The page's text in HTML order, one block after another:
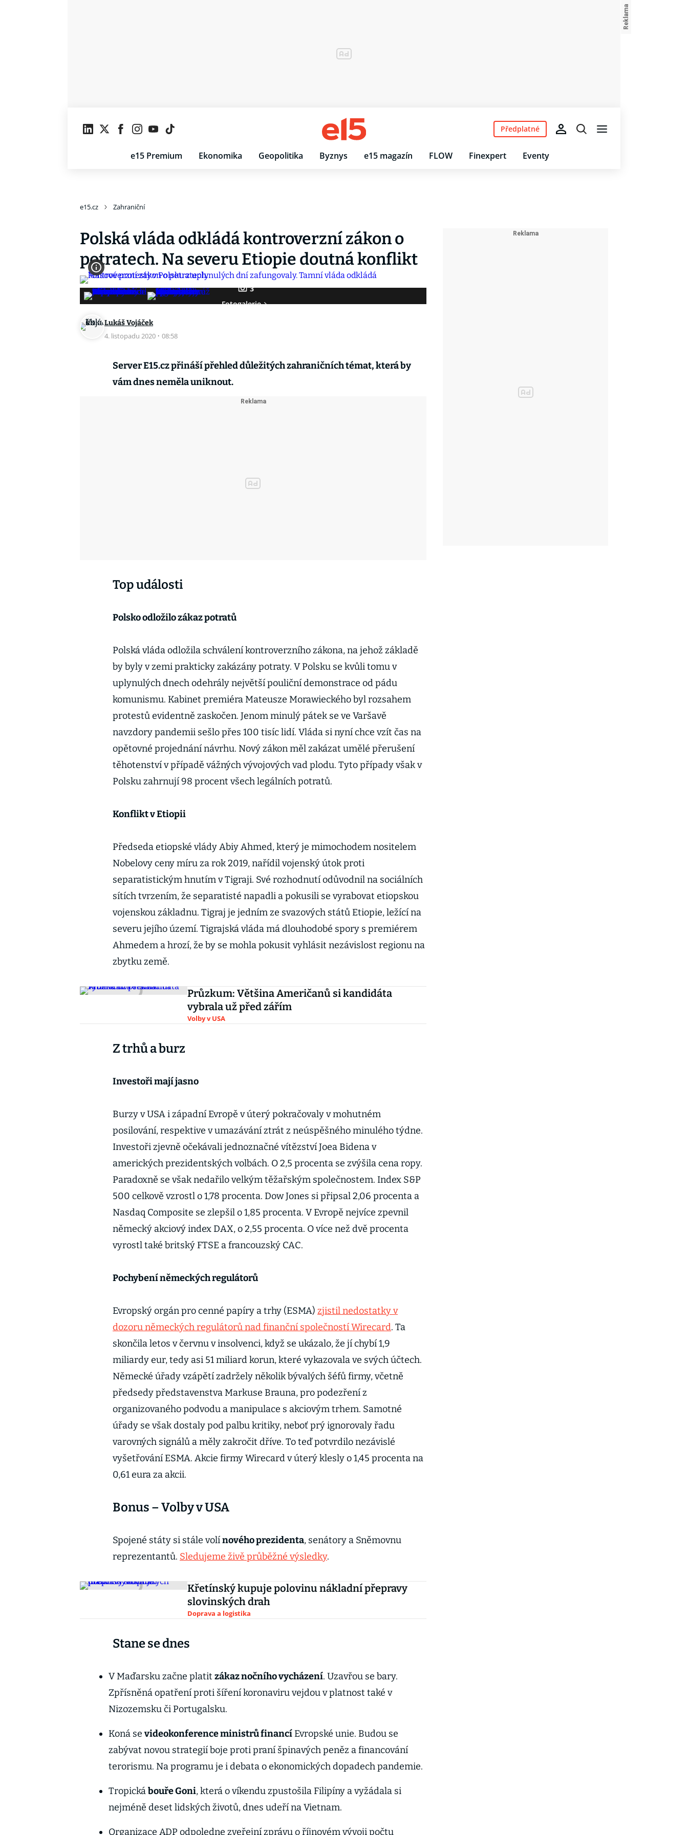
e15 Premium Ekonomika Geopolitika Byznys e15 magazín FLOW Finexpert Eventy
Předplatné
e15.cz Zahraniční
Polská vláda odkládá kontroverzní zákon o
potratech. Na severu Etiopie doutná konflikt
3
Fotogalerie
Lukáš Vojáček
4. listopadu 2020 · 08:58
Server E15.cz přináší přehled důležitých zahraničních témat, která by
vám dnes neměla uniknout.
Top události
Polsko odložilo zákaz potratů
Polská vláda odložila schválení kontroverzního zákona, na jehož základě
by byly v zemi prakticky zakázány potraty. V Polsku se kvůli tomu v
uplynulých dnech odehrály největší pouliční demonstrace od pádu
komunismu. Kabinet premiéra Mateusze Morawieckého byl rozsahem
protestů evidentně zaskočen. Jenom minulý pátek se ve Varšavě
navzdory pandemii sešlo přes 100 tisíc lidí. Vláda si nyní chce vzít čas na
opětovné projednání návrhu. Nový zákon měl zakázat umělé přerušení
těhotenství v případě vážných vývojových vad plodu. Tyto případy však v
Polsku zahrnují 98 procent všech legálních potratů.
Konflikt v Etiopii
Předseda etiopské vlády Abiy Ahmed, který je mimochodem nositelem
Nobelovy ceny míru za rok 2019, nařídil vojenský útok proti
separatistickým hnutím v Tigraji. Své rozhodnutí odůvodnil na sociálních
sítích tvrzením, že separatisté napadli a pokusili se vyrabovat etiopskou
vojenskou základnu. Tigraj je jedním ze svazových států Etiopie, ležící na
severu jejího území. Tigrajská vláda má dlouhodobé spory s premiérem
Ahmedem a hrozí, že by se mohla pokusit vyhlásit nezávislost regionu na
zbytku země.
Průzkum: Většina Američanů si kandidáta
vybrala už před zářím
Volby v USA
Z trhů a burz
Investoři mají jasno
Burzy v USA i západní Evropě v úterý pokračovaly v mohutném
posilování, respektive v umazávání ztrát z neúspěšného minulého týdne.
Investoři zjevně očekávali jednoznačné vítězství Joea Bidena v
amerických prezidentských volbách. O 2,5 procenta se zvýšila cena ropy.
Paradoxně se však nedařilo velkým těžařským společnostem. Index S&P
500 celkově vzrostl o 1,78 procenta. Dow Jones si připsal 2,06 procenta a
Nasdaq Composite se zlepšil o 1,85 procenta. V Evropě nejvíce zpevnil
německý akciový index DAX, o 2,55 procenta. O více než dvě procenta
vyrostl také britský FTSE a francouzský CAC.
Pochybení německých regulátorů
Evropský orgán pro cenné papíry a trhy (ESMA) zjistil nedostatky v
dozoru německých regulátorů nad finanční společností Wirecard. Ta
skončila letos v červnu v insolvenci, když se ukázalo, že jí chybí 1,9
miliardy eur, tedy asi 51 miliard korun, které vykazovala ve svých účtech.
Německé úřady vzápětí zadržely několik bývalých šéfů firmy, včetně
předsedy představenstva Markuse Brauna, pro podezření z
organizovaného podvodu a manipulace s akciovým trhem. Samotné
úřady se však dostaly pod palbu kritiky, neboť prý ignorovaly řadu
varovných signálů a měly zakročit dříve. To teď potvrdilo nezávislé
vyšetřování ESMA. Akcie firmy Wirecard v úterý klesly o 1,45 procenta na
0,61 eura za akcii.
Bonus – Volby v USA
Spojené státy si stále volínového prezidenta, senátory a Sněmovnu
reprezentantů. Sledujeme živě průběžné výsledky.
Křetínský kupuje polovinu nákladní přepravy
slovinských drah
Doprava a logistika
Stane se dnes
V Maďarsku začne platit zákaz nočního vycházení. Uzavřou se bary.
Zpřísněná opatření proti šíření koronaviru vejdou v platnost také v
Nizozemsku či Portugalsku.
Koná se videokonference ministrů financíEvropské unie. Budou se
zabývat novou strategií boje proti praní špinavých peněz a financování
terorismu. Na programu je i debata o ekonomických dopadech pandemie.
Tropickábouře Goni, která o víkendu zpustošila Filipíny a vyžádala si
nejméně deset lidských životů, dnes udeří na Vietnam.
Organizace ADP odpoledne zveřejní zprávu o říjnovém vývoji počtu